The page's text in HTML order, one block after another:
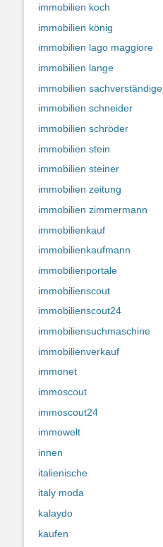
immobilien koch
immobilien könig
immobilien lago maggiore
immobilien lange
immobilien sachverständige
immobilien schneider
immobilien schröder
immobilien stein
immobilien steiner
immobilien zeitung
immobilien zimmermann
immobilienkauf
immobilienkaufmann
immobilienportale
immobilienscout
immobilienscout24
immobiliensuchmaschine
immobilienverkauf
immonet
immoscout
immoscout24
immowelt
innen
italienische
italy moda
kalaydo
kaufen